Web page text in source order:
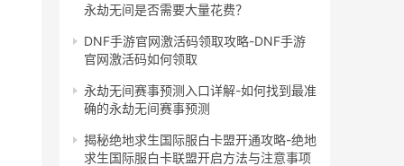
永劫无间是否需要大量花费？
DNF手游官网激活码领取攻略-DNF手游
官网激活码如何领取
永劫无间赛事预测入口详解-如何找到最准
确的永劫无间赛事预测
揭秘绝地求生国际服白卡盟开通攻略-绝地
求生国际服白卡联盟开启方法与注意事项